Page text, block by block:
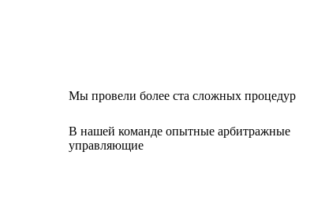
Мы провели более ста сложных процедур
В нашей команде опытные арбитражные
управляющие